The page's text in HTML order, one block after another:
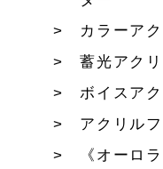
カラーア
蓄光アク
ボイスア
アクリル
《オーロ